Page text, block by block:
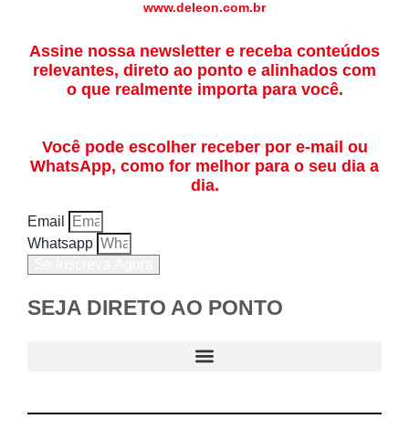
www.deleon.com.br
Assine nossa newsletter e receba conteúdos
relevantes, direto ao ponto e alinhados com
o que realmente importa para você.
Você pode escolher receber por e-mail ou
WhatsApp, como for melhor para o seu dia a
dia.
Email
Whatsapp
SEJA DIRETO AO PONTO